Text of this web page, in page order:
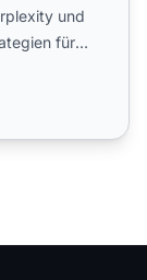
und
für